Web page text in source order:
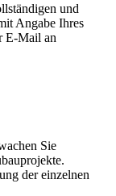
und
Angabe Ihres
E-Mail an
Sie
der einzelnen